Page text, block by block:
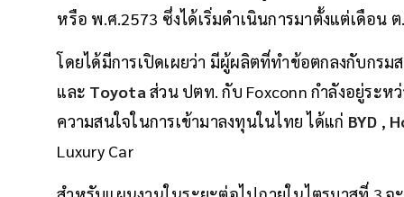
หรือ พ.ศ.2573 ซึ่งได้เริ่มดำเนินการมาตั้งแต่เดือน
โดยได้มีการเปิดเผยว่า มีผู้ผลิตที่ทำข้อตกลงกับกร
และ Toyota ส่วน ปตท. กับ Foxconn กำลังอยู่ระห
ความสนใจในการเข้ามาลงทุนในไทย ได้แก่ BYD ,
Luxury Car